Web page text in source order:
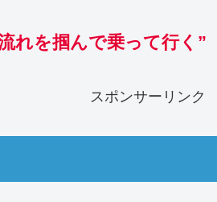
に20年先も生き残る」をテーマ
スポンサーリンク